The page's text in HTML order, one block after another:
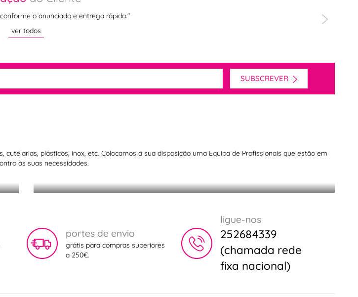
o anunciado e entrega rápida."
ver todos
"Muito
SUBSCREVER
plásticos, inox, etc. Colocamos à sua disposição uma Equipa de Profissionais que estão em
às suas necessidades.
portes de envio
grátis para compras superiores
a 250€.
ligue-nos
252684339
(chamada rede
fixa nacional)